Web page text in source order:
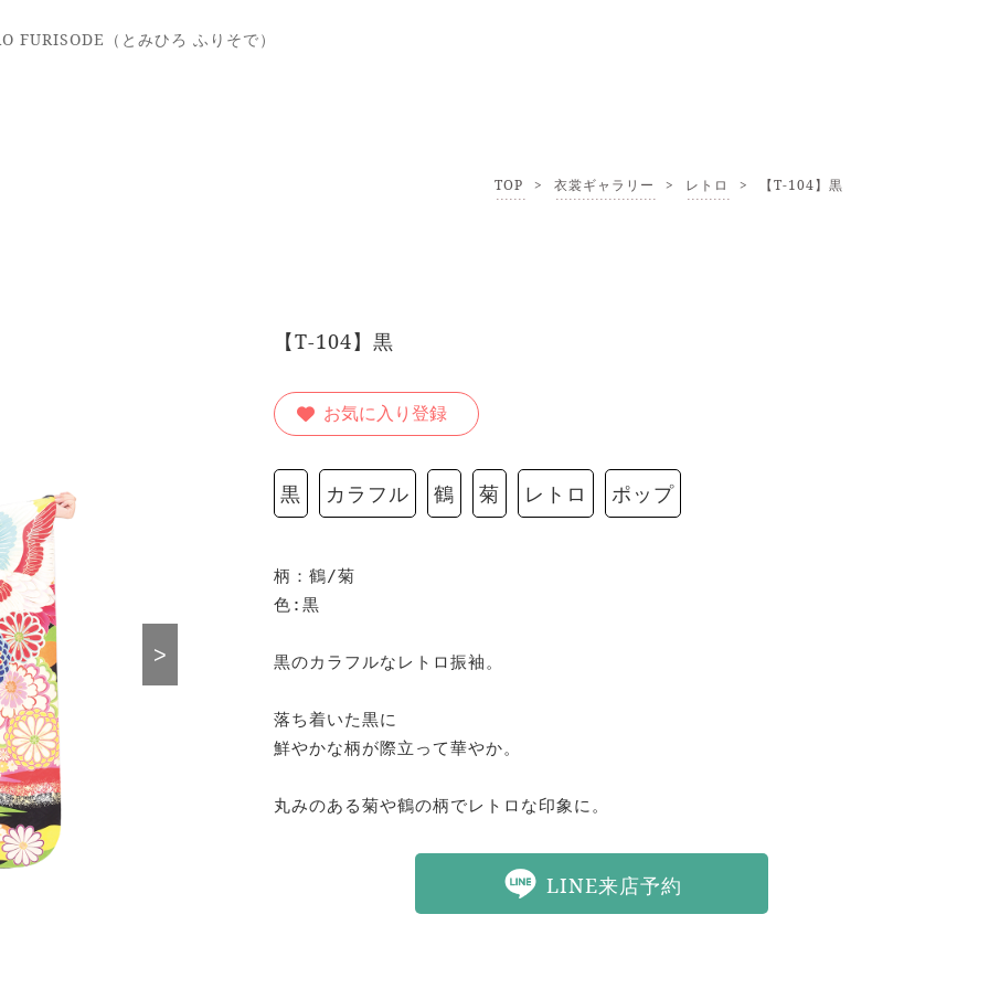
（とみひろ ふりそで）
TOP > 衣裳ギャラリー > レトロ > 【T-104】黒
>
【T-104】黒
お気に入り登録
黒 カラフル 鶴 菊 レトロ ポップ
柄：鶴/菊
色:黒
黒のカラフルなレトロ振袖。
落ち着いた黒に
鮮やかな柄が際立って華やか。
丸みのある菊や鶴の柄でレトロな印象に。
LINE来店予約